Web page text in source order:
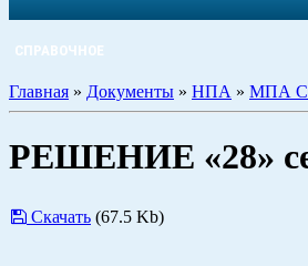
СПРАВОЧНОЕ
Главная » Документы » НПА » МПА
РЕШЕНИЕ «28»
Скачать (67.5 Kb)